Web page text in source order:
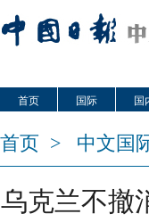
首页 国际 国
首页 > 中文国
乌克兰不撤